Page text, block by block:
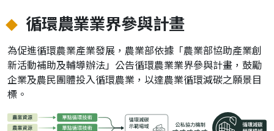
循環農業業界參與計畫
為促進循環農業產業發展，農業部依據「農業部協助產業創
新活動補助及輔導辦法」公告循環農業業界參與計畫，鼓勵
企業及農民團體投入循環農業，以達農業循環減碳之願景目
標。